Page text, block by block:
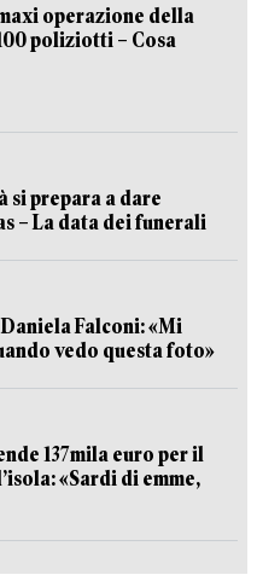
operazione della
poliziotti – Cosa
si prepara a dare
– La data dei funerali
Falconi: «Mi
vedo questa foto»
137mila euro per il
«Sardi di emme,